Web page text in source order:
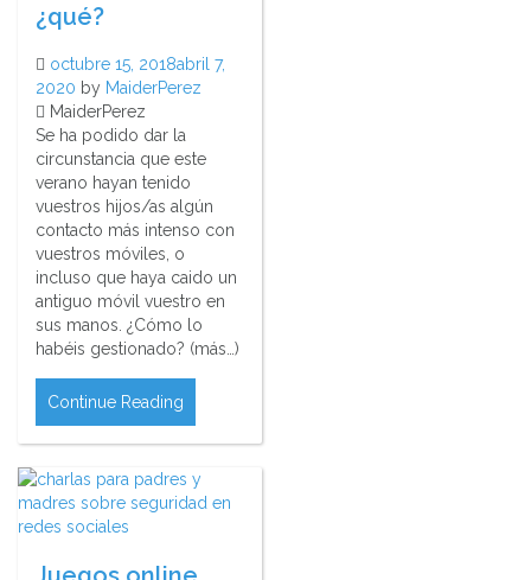
¿qué?
octubre 15, 2018abril 7,
2020 by MaiderPerez
MaiderPerez
Se ha podido dar la
circunstancia que este
verano hayan tenido
vuestros hijos/as algún
contacto más intenso con
vuestros móviles, o
incluso que haya caido un
antiguo móvil vuestro en
sus manos. ¿Cómo lo
habéis gestionado? (más…)
Continue Reading